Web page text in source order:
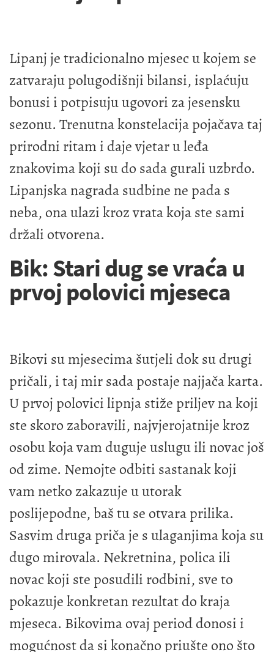
Lipanj je tradicionalno mjesec u kojem se
zatvaraju polugodišnji bilansi, isplaćuju
bonusi i potpisuju ugovori za jesensku
sezonu. Trenutna konstelacija pojačava taj
prirodni ritam i daje vjetar u leđa
znakovima koji su do sada gurali uzbrdo.
Lipanjska nagrada sudbine ne pada s
neba, ona ulazi kroz vrata koja ste sami
držali otvorena.
Bik: Stari dug se vraća u
prvoj polovici mjeseca
Bikovi su mjesecima šutjeli dok su drugi
pričali, i taj mir sada postaje najjača karta.
U prvoj polovici lipnja stiže priljev na koji
ste skoro zaboravili, najvjerojatnije kroz
osobu koja vam duguje uslugu ili novac još
od zime. Nemojte odbiti sastanak koji
vam netko zakazuje u utorak
poslijepodne, baš tu se otvara prilika.
Sasvim druga priča je s ulaganjima koja su
dugo mirovala. Nekretnina, polica ili
novac koji ste posudili rodbini, sve to
pokazuje konkretan rezultat do kraja
mjeseca. Bikovima ovaj period donosi i
mogućnost da si konačno priušte ono što